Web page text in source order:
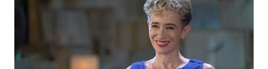
internacional, llevando su importante trabajo de teatro
físico con funciones y seminarios a escenarios de Portugal
(dónde La Casa Del Silencio tiene una presencia significativa
ya que el teatro físico tiene un lugar muy importante en la